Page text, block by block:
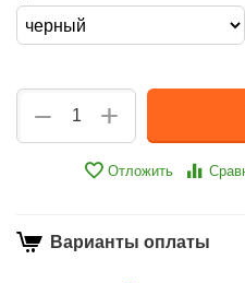
+
−
Отложить
Варианты оплаты